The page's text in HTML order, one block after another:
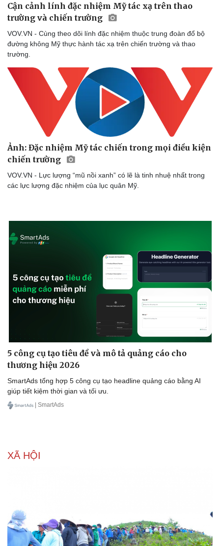
Văn hóa
Di sản
Cận cảnh lính đặc nhiệm Mỹ tác xạ trên thao
trường và chiến trường
VOV.VN - Cùng theo dõi lính đặc nhiệm thuộc trung đoàn đổ bộ
đường không Mỹ thực hành tác xạ trên chiến trường và thao
trường.
Ảnh: Đặc nhiệm Mỹ tác chiến trong mọi điều kiện
chiến trường
VOV.VN - Lực lượng “mũ nồi xanh” có lẽ là tinh nhuệ nhất trong
các lực lượng đặc nhiệm của lục quân Mỹ.
5 công cụ tạo tiêu đề và mô tả quảng cáo cho
thương hiệu 2026
SmartAds tổng hợp 5 công cụ tạo headline quảng cáo bằng AI
giúp tiết kiệm thời gian và tối ưu.
| SmartAds
XÃ HỘI